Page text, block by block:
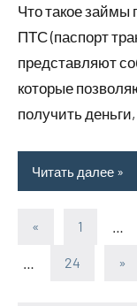
Что такое займы
ПТС (паспорт
представляют
которые
получить
Читать далее
Пагинация
«
Предыдущие
1
24 »